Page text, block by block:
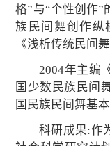
格”与“个性创作
族民间舞创作纵
《浅析传统民间
2004年主编
国少数民族民间
国民族民间舞基
科研成果:作